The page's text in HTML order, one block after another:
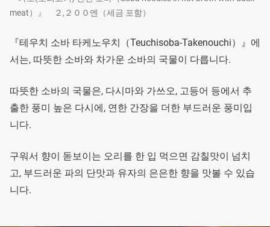
meat）』 ２,２００엔（세금 포함）
『테우치 소바 타케노우치（Teuchisoba-Takenouchi）』에
서는, 따뜻한 소바와 차가운 소바의 국물이 다릅니다.
따뜻한 소바의 국물은, 다시마와 가쓰오, 고등어 등에서 추
출한 풍미 높은 다시에, 연한 간장을 더한 부드러운 풍미입
니다.
구워서 향이 돋보이는 오리를 한 입 먹으면 감칠맛이 넘치
고, 부드러운 파의 단맛과 유자의 은은한 향을 맛볼 수 있습
니다.